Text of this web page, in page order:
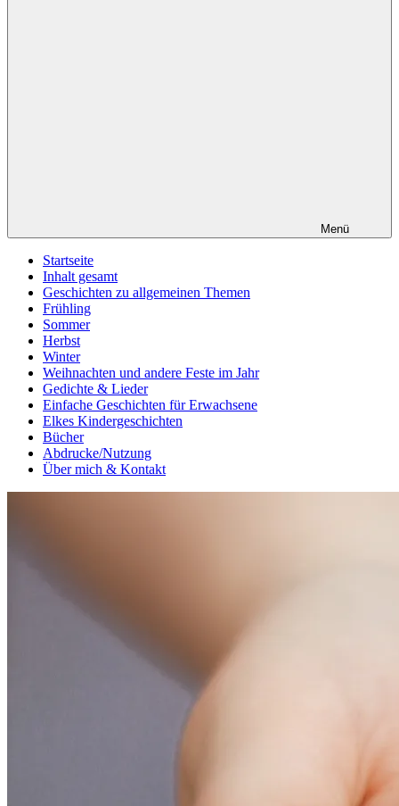
Menü
Startseite
Inhalt gesamt
Geschichten zu allgemeinen Themen
Frühling
Sommer
Herbst
Winter
Weihnachten und andere Feste im Jahr
Gedichte & Lieder
Einfache Geschichten für Erwachsene
Elkes Kindergeschichten
Bücher
Abdrucke/Nutzung
Über mich & Kontakt